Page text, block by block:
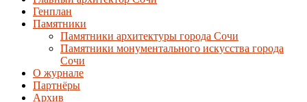
Генплан
Памятники
Памятники архитектуры города Сочи
Памятники монументального искусства города
Сочи
О журнале
Партнёры
Архив